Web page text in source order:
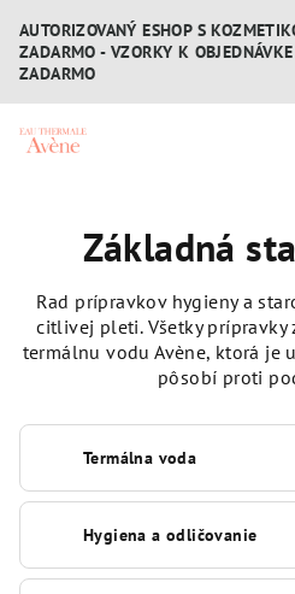
obsah
AUTORIZOVANÝ ESHOP S
ZADARMO - VZORKY K
ZADARMO
Základná
Rad prípravkov hygieny a
citlivej pleti. Všetky prípravky
termálnu vodu Avène, ktorá je
pôsobí proti
Termálna voda
Hygiena a odličovanie